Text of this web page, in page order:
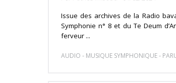
Issue des archives de la Radio
Symphonie n° 8 et du Te Deum
ferveur ...
AUDIO - MUSIQUE SYMPHONIQUE-